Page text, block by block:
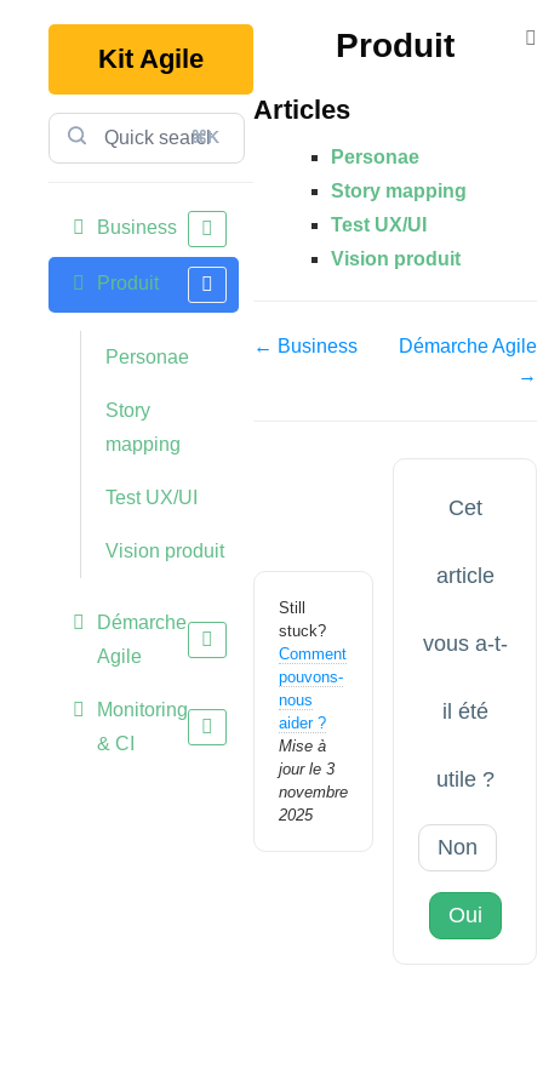
Kit Agile
⌘K
Business
Produit
Personae
Story
mapping
Test UX/UI
Vision produit
Démarche
Agile
Monitoring
& CI
Produit
Articles
Personae
Story mapping
Test UX/UI
Vision produit
← Business
Démarche Agile
→
Still
stuck?
Comment
pouvons-
nous
aider ?
Mise à
jour le 3
novembre
2025
Cet
article
vous a-t-
il été
utile ?
Non
Oui